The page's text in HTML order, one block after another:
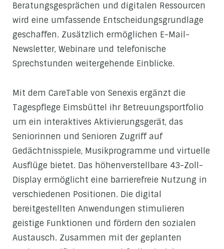
Beratungsgesprächen und digitalen Ressourcen
wird eine umfassende Entscheidungsgrundlage
geschaffen. Zusätzlich ermöglichen E-Mail-
Newsletter, Webinare und telefonische
Sprechstunden weitergehende Einblicke.
Mit dem CareTable von Senexis ergänzt die
Tagespflege Eimsbüttel ihr Betreuungsportfolio
um ein interaktives Aktivierungsgerät, das
Seniorinnen und Senioren Zugriff auf
Gedächtnisspiele, Musikprogramme und virtuelle
Ausflüge bietet. Das höhenverstellbare 43-Zoll-
Display ermöglicht eine barrierefreie Nutzung in
verschiedenen Positionen. Die digital
bereitgestellten Anwendungen stimulieren
geistige Funktionen und fördern den sozialen
Austausch. Zusammen mit der geplanten